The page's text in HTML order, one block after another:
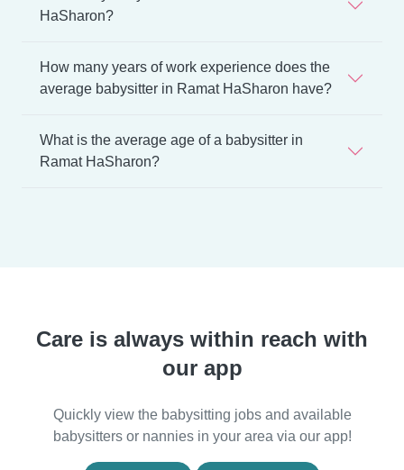
HaSharon?
How many years of work experience does the
average babysitter in Ramat HaSharon have?
What is the average age of a babysitter in
Ramat HaSharon?
Care is always within reach with
our app
Quickly view the babysitting jobs and available
babysitters or nannies in your area via our app!